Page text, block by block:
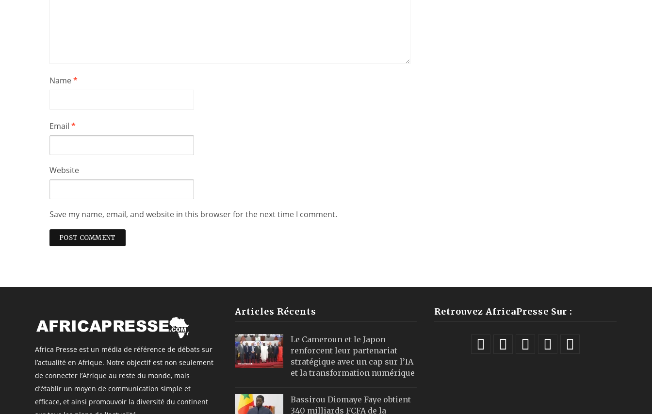
Name*
Email *
Website
Save my name, email, and website in this browser for the next time I comment.
Africa Presse est un média de référence de débats sur
l’actualité en Afrique. Notre objectif est non seulement
de connecter l’Afrique au reste du monde, mais
d’établir un moyen de communication simple et
efficace, et ainsi promouvoir la diversité du continent
Articles Récents
Le Cameroun et le Japon
renforcent leur partenariat
stratégique avec un cap sur l’IA
et la transformation numérique
Bassirou Diomaye Faye obtient
340 milliards FCFA de la
Retrouvez AfricaPresse Sur :